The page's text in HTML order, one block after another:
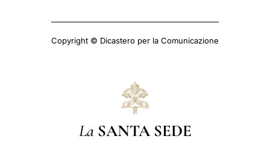
Copyright © Dicastero per la Comunicazione
La SANTA SEDE